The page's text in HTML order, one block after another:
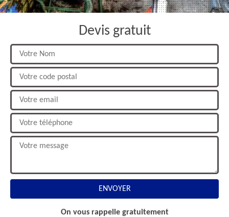
Devis gratuit
On vous rappelle gratuitement